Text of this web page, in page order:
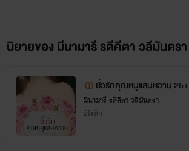
ประกอบด้วย
1.มนต์ซาตาน ตอน พลีกรรม
2.พร่าสวาทลวงปรารถนา
3.อาถรรพณ์สวาทเคหาสน์ภูติ
นิยายของ มีนามารี รตีคีตา วลีมันตรา
ยั่วรักคุณหนูแสนหวาน 25+
มีนามารี รตีคีตา วลีมันตรา
อีโรติก